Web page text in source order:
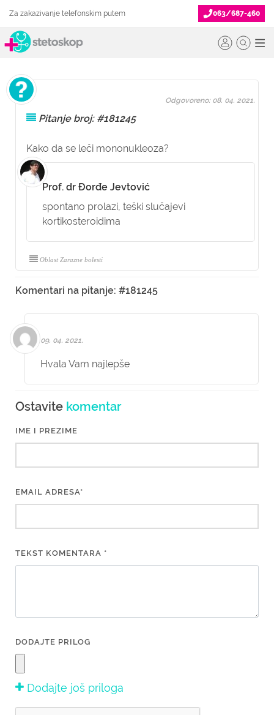
Za zakazivanje telefonskim putem 063/687-460
Pitanje broj: #181245
Kako da se leči mononukleoza?
Odgovoreno: 08. 04. 2021.
Prof. dr Đorđe Jevtović
spontano prolazi, teški slučajevi
kortikosteroidima
Oblast Zarazne bolesti
Komentari na pitanje: #181245
09. 04. 2021.
Hvala Vam najlepše
Ostavite komentar
IME I PREZIME
EMAIL ADRESA*
TEKST KOMENTARA *
DODAJTE PRILOG
Dodajte još priloga